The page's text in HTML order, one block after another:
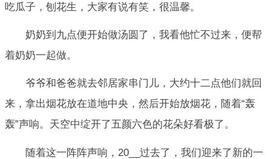
吃瓜子，刨花生，大家有说有笑，很温馨。
奶奶到九点便开始做汤圆了，我看他忙不过来，便帮
着奶奶一起做。
爷爷和爸爸就去邻居家串门儿，大约十二点他们就回
来，拿出烟花放在道地中央，然后开始放烟花，随着“轰
轰”声响。天空中绽开了五颜六色的花朵好看极了。
随着这一阵阵声响，20__过去了，我们迎来了新的一